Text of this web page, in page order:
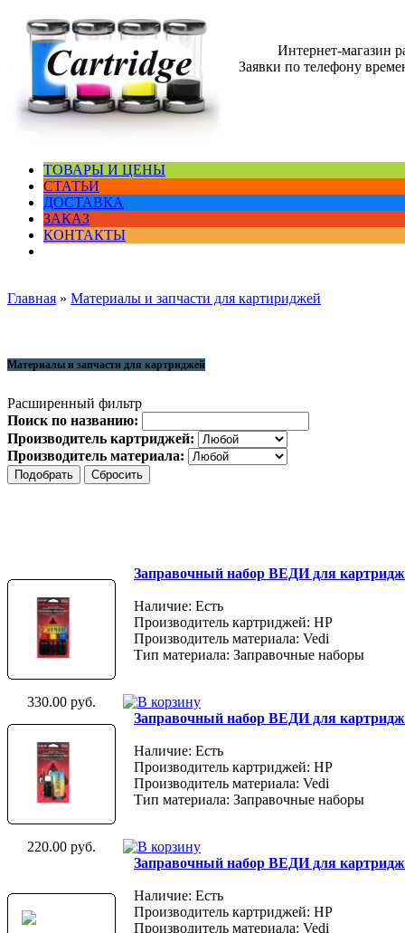
Интернет-магазин
Заявки по телефону
ТОВАРЫ И ЦЕНЫ
СТАТЬИ
ДОСТАВКА
ЗАКАЗ
КОНТАКТЫ
Главная » Материалы и запчасти для картириджей
Материалы и запчасти для картриджей
Расширенный фильтр
Поиск по названию:
Производитель картриджей:
Производитель материала:
Заправочный набор ВЕДИ для
Наличие: Есть
Производитель картриджей: HP
Производитель материала: Vedi
Тип материала: Заправочные наборы
330.00 руб.
Заправочный набор ВЕДИ для
Наличие: Есть
Производитель картриджей: HP
Производитель материала: Vedi
Тип материала: Заправочные наборы
220.00 руб.
Заправочный набор ВЕДИ для
Наличие: Есть
Производитель картриджей: HP
Производитель материала: Vedi